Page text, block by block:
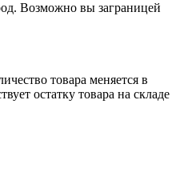
Возможно вы заграницей
товара меняется в
остатку товара на складе